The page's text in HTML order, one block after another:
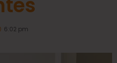
6:02 pm